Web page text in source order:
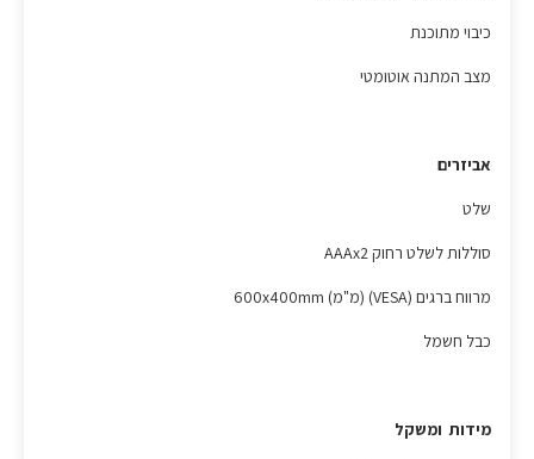
כיבוי מתוכנת
מצב המתנה אוטומטי
אביזרים
שלט
סוללות לשלט רחוק AAAx2
מרווח ברגים (VESA) (מ"מ) 600x400mm
כבל חשמל
מידות ומשקל